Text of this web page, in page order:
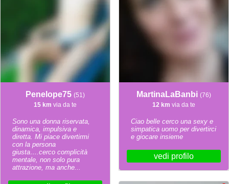
Penelope75 (51)
15 km via da te
Sono una donna riservata,
dinamica, impulsiva e
diretta. Mi piace divertirmi
con la persona
giusta….cerco complicità
mentale, non solo pura
attrazione, ma anche...
MartinaLaBanbi (76)
12 km via da te
Ciao belle cerco una sexy e
simpatica uomo per divertirci
e giocare insieme
vedi profilo